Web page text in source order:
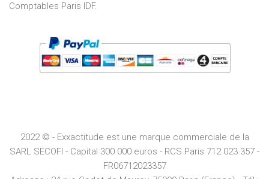
Comptables Paris IDF.
2022 © - Exxactitude est une marque commerciale de la
SARL SECOFI - Capital 300 000 euros - RCS Paris 712 023 357 -
FR06712023357